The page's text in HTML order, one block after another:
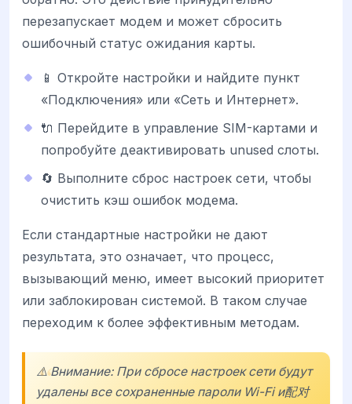
перезапускает модем и может сбросить
ошибочный статус ожидания карты.
📱 Откройте настройки и найдите пункт
«Подключения» или «Сеть и Интернет».
🔌 Перейдите в управление SIM-картами и
попробуйте деактивировать unused слоты.
🔄 Выполните сброс настроек сети, чтобы
очистить кэш ошибок модема.
Если стандартные настройки не дают
результата, это означает, что процесс,
вызывающий меню, имеет высокий приоритет
или заблокирован системой. В таком случае
переходим к более эффективным методам.
⚠️ Внимание: При сбросе настроек сети будут
удалены все сохраненные пароли Wi-Fi и配对